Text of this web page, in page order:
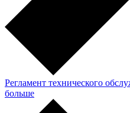
Регламент технического
больше